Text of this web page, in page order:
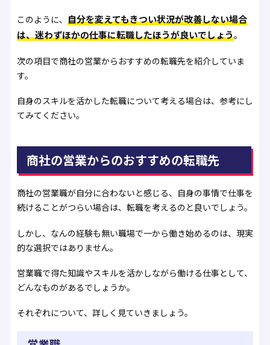
このように、 自分を変えてもきつい状況が改善しない場合
は、迷わずほかの仕事に転職したほうが良いでしょう。
次の項目で商社の営業からおすすめの転職先を紹介していま
す。
自身のスキルを活かした転職について考える場合は、参考にし
てみてください。
商社の営業からのおすすめの転職先
商社の営業職が自分に合わないと感じる、自身の事情で仕事を
続けることがつらい場合は、転職を考えるのと良いでしょう。
しかし、なんの経験も無い職場で一から働き始めるのは、現実
的な選択ではありません。
営業職で得た知識やスキルを活かしながら働ける仕事として、
どんなものがあるでしょうか。
それぞれについて、詳しく見ていきましょう。